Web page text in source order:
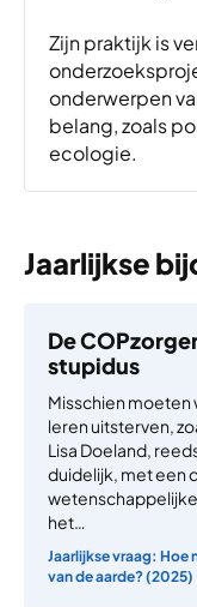
Zijn praktijk is
onderwerpen
belang, zoals
ecologie.
Jaarlijkse
De
stupidus
Misschien moeten
leren uitsterven,
Lisa Doeland,
duidelijk, met een
het…
Jaarlijkse vraag: Hoe
van de aarde? (2025)